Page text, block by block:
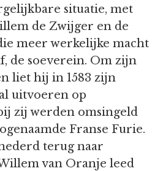
situatie, met
de Zwijger en de
meer werkelijke macht
de soeverein. Om zijn
liet hij in 1583 zijn
uitvoeren op
zij werden omsingeld
Franse Furie.
terug naar
van Oranje leed